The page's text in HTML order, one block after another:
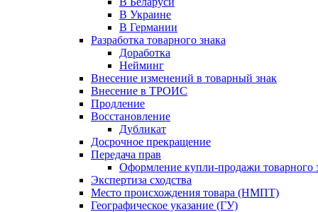
В Украине
В Германии
Разработка товарного знака
Доработка
Нейминг
Внесение изменений в товарный знак
Внесение в ТРОИС
Продление
Восстановление
Дубликат
Досрочное прекращение
Передача прав
Оформление купли-продажи товарного
Экспертиза сходства
Место происхождения товара (НМПТ)
Географическое указание (ГУ)